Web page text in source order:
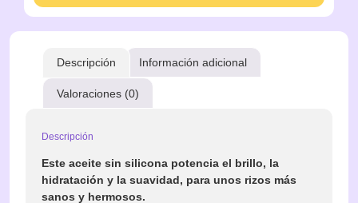
Descripción Información adicional
Valoraciones (0)
Descripción
Este aceite sin silicona potencia el brillo, la
hidratación y la suavidad, para unos rizos más
sanos y hermosos.